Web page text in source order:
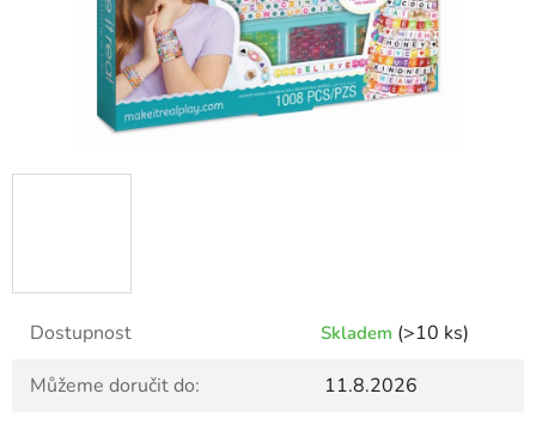
Dostupnost Skladem (>10 ks)
Můžeme doručit do:
11.8.2026